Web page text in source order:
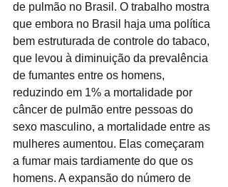
de pulmão no Brasil. O trabalho mostra
que embora no Brasil haja uma política
bem estruturada de controle do tabaco,
que levou à diminuição da prevalência
de fumantes entre os homens,
reduzindo em 1% a mortalidade por
câncer de pulmão entre pessoas do
sexo masculino, a mortalidade entre as
mulheres aumentou. Elas começaram
a fumar mais tardiamente do que os
homens. A expansão do número de